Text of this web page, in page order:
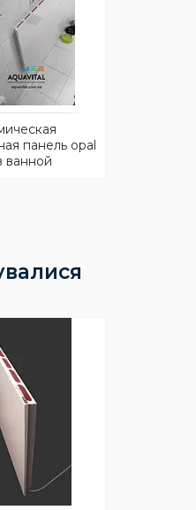
панель opal
ванной